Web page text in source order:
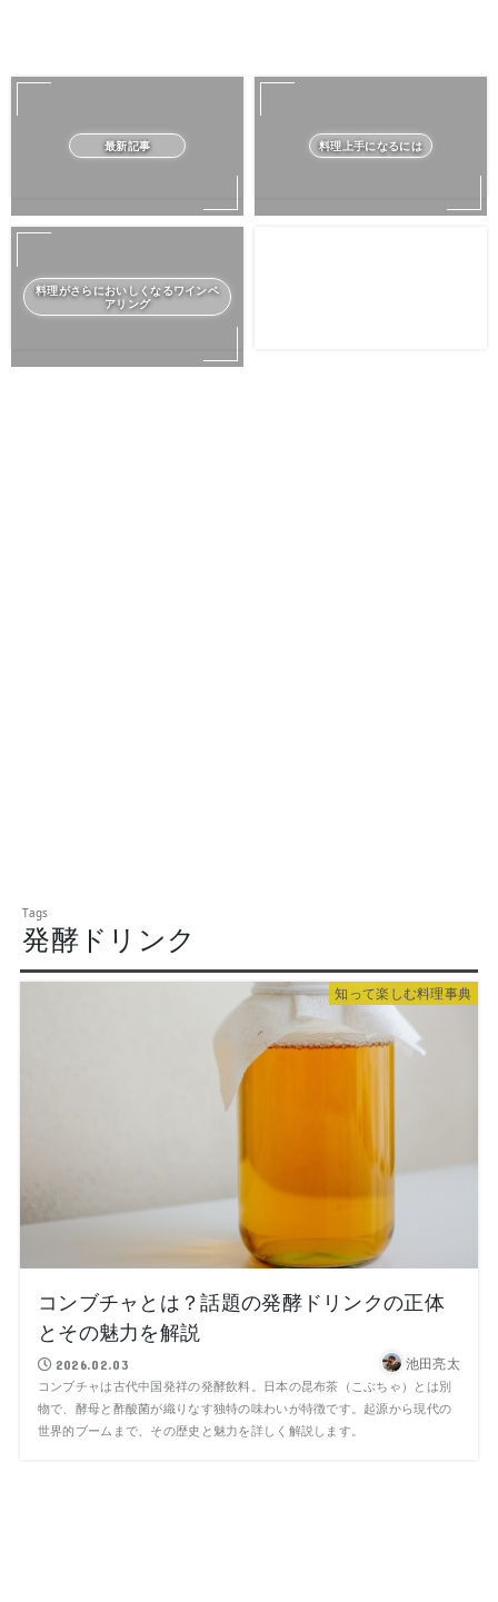
最新記事 料理上手になるには
料理がさらにおいしくなるワインペ
アリング
発酵ドリンク
知って楽しむ料理事典
コンブチャとは？話題の発酵ドリンクの正体
とその魅力を解説
2026.02.03 池田亮太
コンブチャは古代中国発祥の発酵飲料。日本の昆布茶（こぶちゃ）とは別
物で、酵母と酢酸菌が織りなす独特の味わいが特徴です。起源から現代の
世界的ブームまで、その歴史と魅力を詳しく解説します。